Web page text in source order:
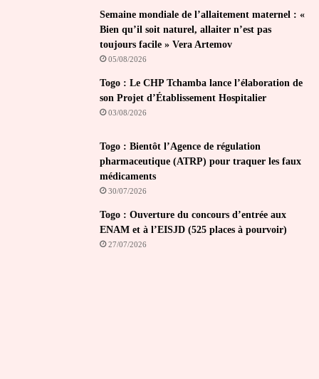
Semaine mondiale de l’allaitement maternel : «
Bien qu’il soit naturel, allaiter n’est pas
toujours facile » Vera Artemov
05/08/2026
Togo : Le CHP Tchamba lance l’élaboration de
son Projet d’Établissement Hospitalier
03/08/2026
Togo : Bientôt l’Agence de régulation
pharmaceutique (ATRP) pour traquer les faux
médicaments
30/07/2026
Togo : Ouverture du concours d’entrée aux
ENAM et à l’EISJD (525 places à pourvoir)
27/07/2026